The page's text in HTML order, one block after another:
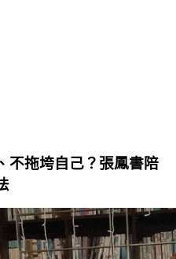
不拖垮自己？張鳳書陪